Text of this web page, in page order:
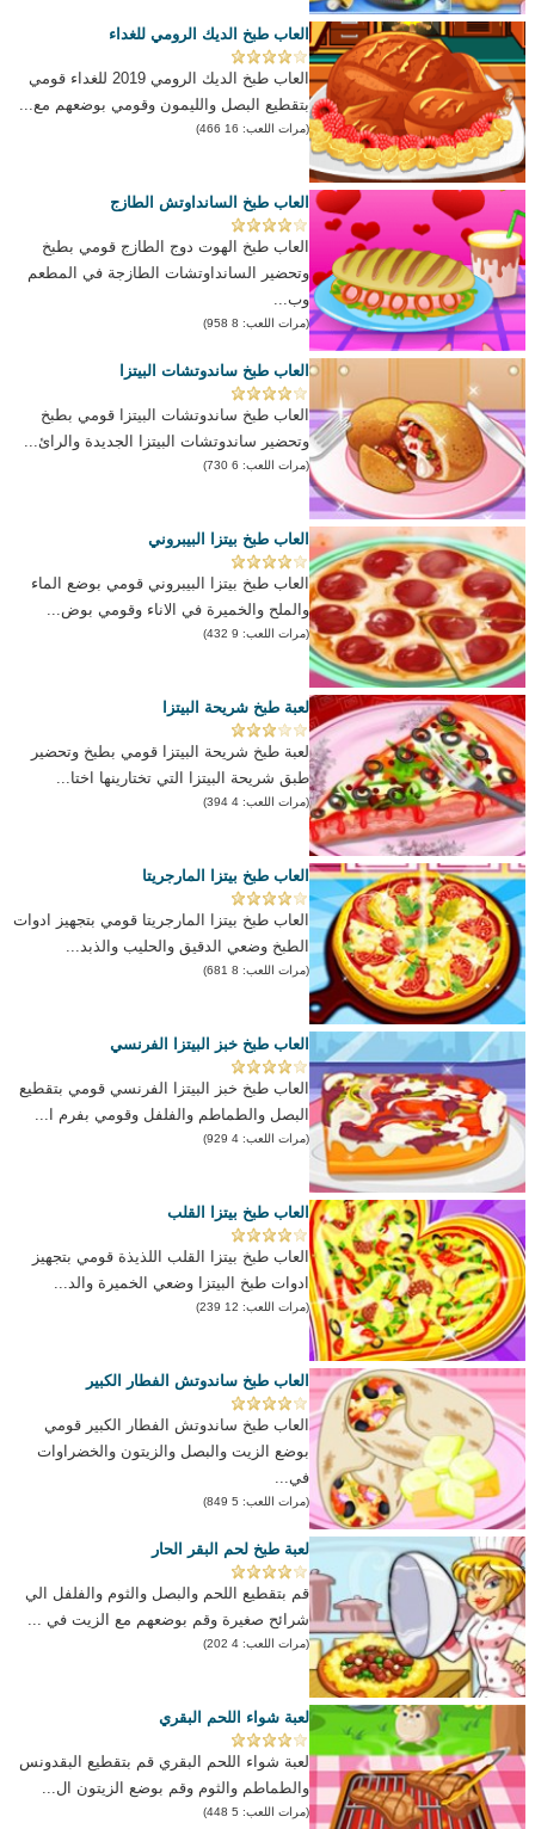
العاب طبخ الديك الرومي للغداء
العاب طبخ الديك الرومي 2019 للغداء قومي
بتقطيع البصل والليمون وقومي بوضعهم مع...
(مرات اللعب: 16 466)
العاب طبخ السانداوتش الطازج
العاب طبخ الهوت دوج الطازج قومي بطبخ
وتحضير السانداوتشات الطازجة في المطعم
وب...
(مرات اللعب: 8 958)
العاب طبخ ساندوتشات البيتزا
العاب طبخ ساندوتشات البيتزا قومي بطبخ
وتحضير ساندوتشات البيتزا الجديدة والرائ...
(مرات اللعب: 6 730)
العاب طبخ بيتزا البيبروني
العاب طبخ بيتزا البيبروني قومي بوضع الماء
والملح والخميرة في الاناء وقومي بوض...
(مرات اللعب: 9 432)
لعبة طبخ شريحة البيتزا
لعبة طبخ شريحة البيتزا قومي بطبخ وتحضير
طبق شريحة البيتزا التي تختارينها اختا...
(مرات اللعب: 4 394)
العاب طبخ بيتزا المارجريتا
العاب طبخ بيتزا المارجريتا قومي بتجهيز ادوات
الطبخ وضعي الدقيق والحليب والذبد...
(مرات اللعب: 8 681)
العاب طبخ خبز البيتزا الفرنسي
العاب طبخ خبز البيتزا الفرنسي قومي بتقطيع
البصل والطماطم والفلفل وقومي بفرم ا...
(مرات اللعب: 4 929)
العاب طبخ بيتزا القلب
العاب طبخ بيتزا القلب اللذيذة قومي بتجهيز
ادوات طبخ البيتزا وضعي الخميرة والد...
(مرات اللعب: 12 239)
العاب طبخ ساندوتش الفطار الكبير
العاب طبخ ساندوتش الفطار الكبير قومي
بوضع الزيت والبصل والزيتون والخضراوات
في...
(مرات اللعب: 5 849)
لعبة طبخ لحم البقر الحار
قم بتقطيع اللحم والبصل والثوم والفلفل الي
شرائح صغيرة وقم بوضعهم مع الزيت في ...
(مرات اللعب: 4 202)
لعبة شواء اللحم البقري
لعبة شواء اللحم البقري قم بتقطيع البقدونس
والطماطم والثوم وقم بوضع الزيتون ال...
(مرات اللعب: 5 448)